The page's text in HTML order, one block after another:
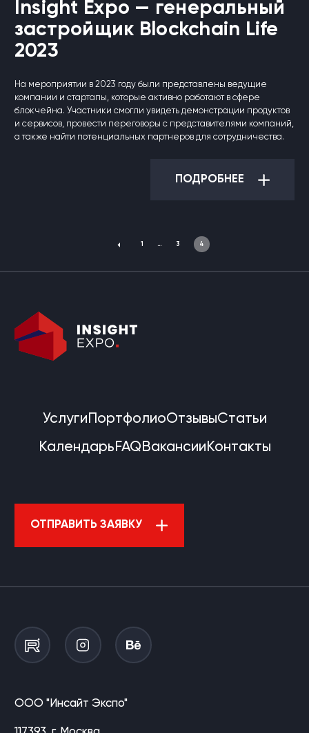
Insight Expo — генеральный
застройщик Blockchain Life
2023
На мероприятии в 2023 году были представлены ведущие
компании и стартапы, которые активно работают в сфере
блокчейна. Участники смогли увидеть демонстрации продуктов
и сервисов, провести переговоры с представителями компаний,
а также найти потенциальных партнеров для сотрудничества.
ПОДРОБНЕЕ
1 … 3 4
УслугиПортфолиоОтзывыСтатьи
КалендарьFAQВакансииКонтакты
ОТПРАВИТЬ ЗАЯВКУ
ООО "Инсайт Экспо"